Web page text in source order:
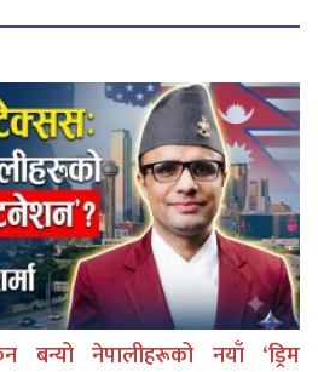
बन्यो नेपालीहरूको नयाँ ‘ड्रिम